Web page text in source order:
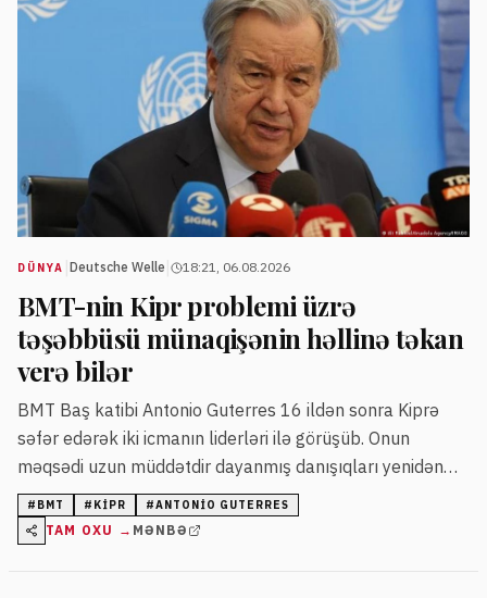
DÜNYA Deutsche Welle 18:21, 06.08.2026
BMT-nin Kipr problemi üzrə
təşəbbüsü münaqişənin həllinə təkan
verə bilər
BMT Baş katibi Antonio Guterres 16 ildən sonra Kiprə
səfər edərək iki icmanın liderləri ilə görüşüb. Onun
məqsədi uzun müddətdir dayanmış danışıqları yenidən
başlatmaqdır.
# BMT # KIPR #ANTONIO GUTERRES
TAM OXU → MƏNBƏ